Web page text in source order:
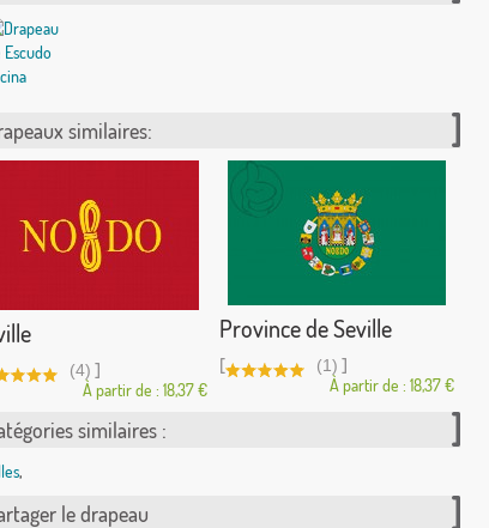
similaires:
(4) ]
À partir de : 18,37 €
Province de Seville
[ (1) ]
À partir de : 18,37 €
similaires :
,
le drapeau